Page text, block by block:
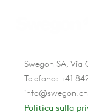
Swegon SA, Via
Telefono: +41
info@swegon.ch
Politica sulla